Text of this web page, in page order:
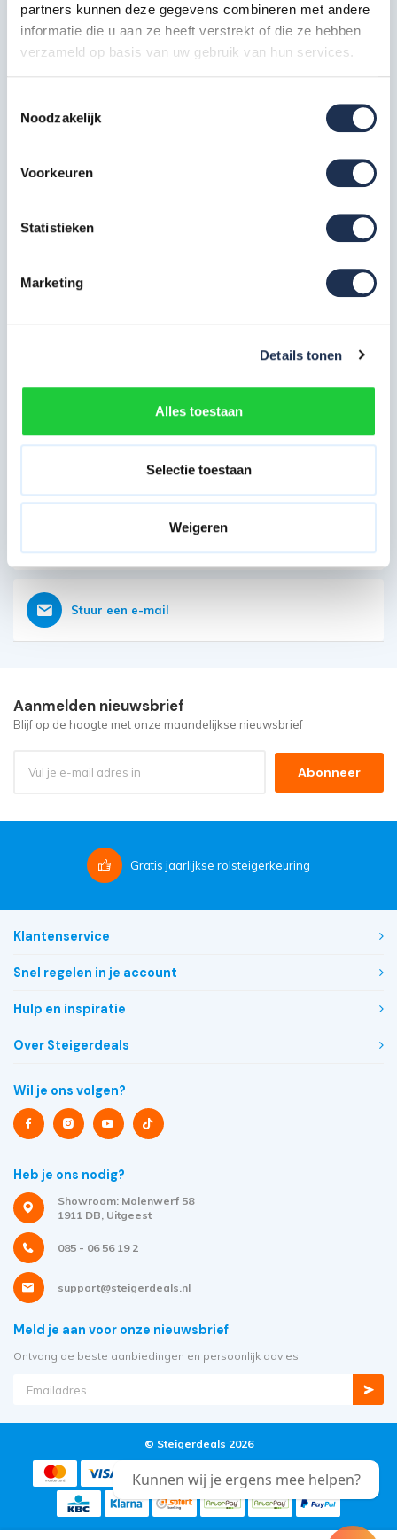
partners kunnen deze gegevens combineren met andere
informatie die u aan ze heeft verstrekt of die ze hebben
verzameld op basis van uw gebruik van hun services.
Noodzakelijk
Voorkeuren
Statistieken
Marketing
Details tonen
Alles toestaan
Selectie toestaan
Weigeren
safety1.jpg
EAN
Meest behulpzame reviews
veiligheidsnormen
Eerder bekeken door jou
Onze klantenservice is vanaf 08:00 weer geopend
Bereikbaar op 085 - 06 56 19 2
Vraag nu direct een offerte aan
Stuur een e-mail
Aanmelden nieuwsbrief
Blijf op de hoogte met onze maandelijkse nieuwsbrief
Abonneer
Gratis jaarlijkse rolsteigerkeuring
Klantenservice
Snel regelen in je account
Hulp en inspiratie
Over Steigerdeals
Wil je ons volgen?
Heb je ons nodig?
Showroom: Molenwerf 58
1911 DB, Uitgeest
085 - 06 56 19 2
support@steigerdeals.nl
Meld je aan voor onze nieuwsbrief
Ontvang de beste aanbiedingen en persoonlijk advies.
© Steigerdeals 2026
Kunnen wij je ergens mee helpen?